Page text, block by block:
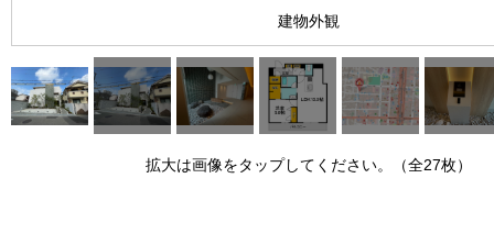
建物外観
拡大は画像をタップしてください。（全27枚）